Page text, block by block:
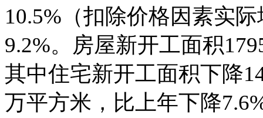
10.5%（扣除价格因素实
9.2%。房屋新开工面积
其中住宅新开工面积下降
万平方米，比上年下降